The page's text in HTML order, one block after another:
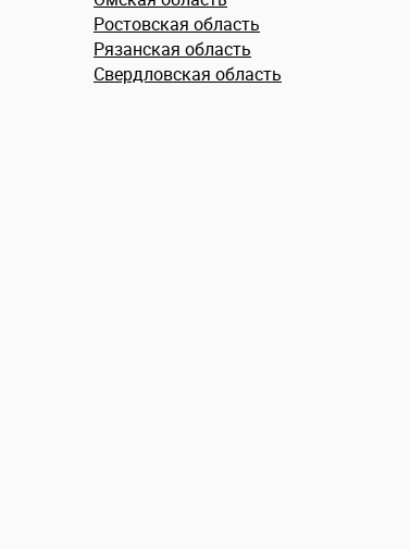
Ростовская область
Рязанская область
Свердловская область